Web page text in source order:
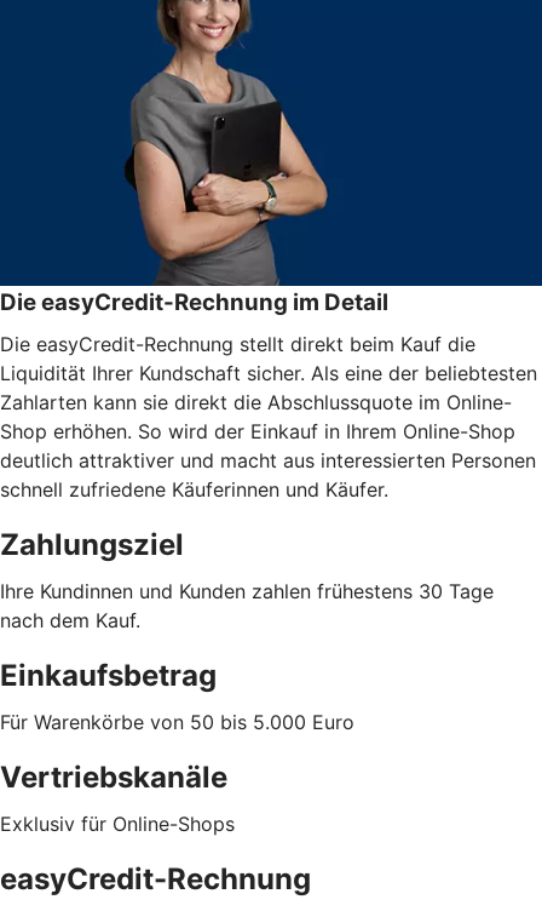
Die easyCredit-Rechnung im Detail
Die easyCredit-Rechnung stellt direkt beim Kauf die
Liquidität Ihrer Kundschaft sicher. Als eine der beliebtesten
Zahlarten kann sie direkt die Abschlussquote im Online-
Shop erhöhen. So wird der Einkauf in Ihrem Online-Shop
deutlich attraktiver und macht aus interessierten Personen
schnell zufriedene Käuferinnen und Käufer.
Zahlungsziel
Ihre Kundinnen und Kunden zahlen frühestens 30 Tage
nach dem Kauf.
Einkaufsbetrag
Für Warenkörbe von 50 bis 5.000 Euro
Vertriebskanäle
Exklusiv für Online-Shops
easyCredit-Rechnung